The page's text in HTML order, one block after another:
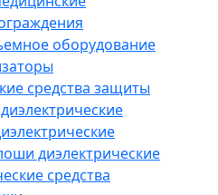
оборудование
средства защиты
диэлектрические
средства